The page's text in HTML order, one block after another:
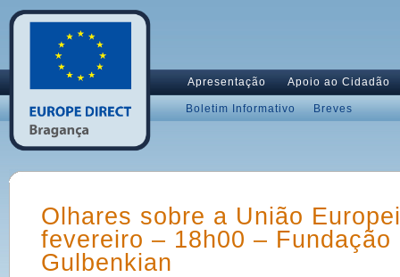
Apresentação Apoio ao Cidadão
Boletim Informativo Breves
Olhares sobre a União
fevereiro – 18h00 – Fundação
Gulbenkian